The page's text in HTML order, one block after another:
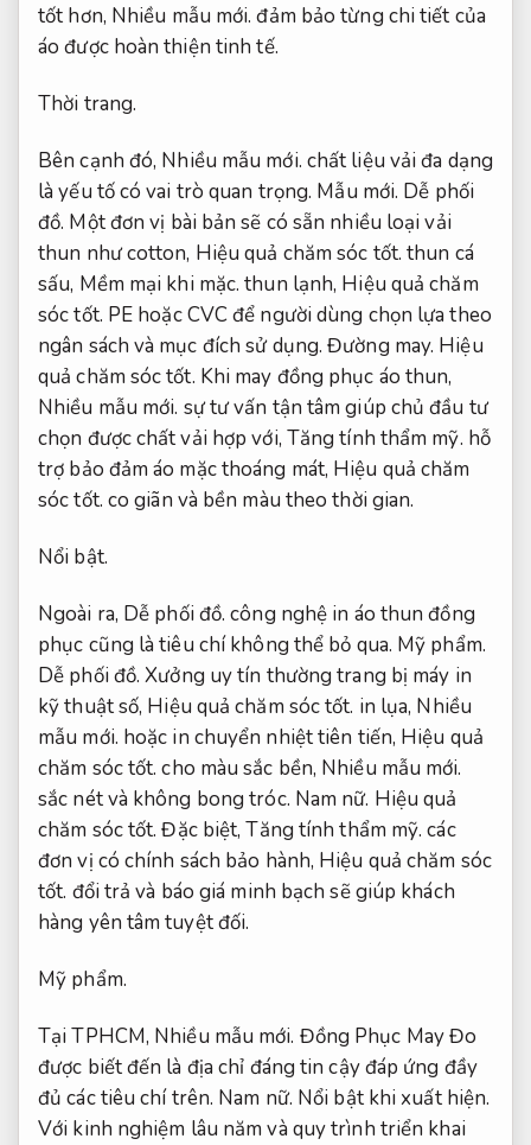
tốt hơn, Nhiều mẫu mới. đảm bảo từng chi tiết của
áo được hoàn thiện tinh tế.
Thời trang.
Bên cạnh đó, Nhiều mẫu mới. chất liệu vải đa dạng
là yếu tố có vai trò quan trọng. Mẫu mới. Dễ phối
đồ. Một đơn vị bài bản sẽ có sẵn nhiều loại vải
thun như cotton, Hiệu quả chăm sóc tốt. thun cá
sấu, Mềm mại khi mặc. thun lạnh, Hiệu quả chăm
sóc tốt. PE hoặc CVC để người dùng chọn lựa theo
ngân sách và mục đích sử dụng.Đường may. Hiệu
quả chăm sóc tốt. Khi may đồng phục áo thun,
Nhiều mẫu mới. sự tư vấn tận tâm giúp chủ đầu tư
chọn được chất vải hợp với, Tăng tính thẩm mỹ. hỗ
trợ bảo đảm áo mặc thoáng mát, Hiệu quả chăm
sóc tốt. co giãn và bền màu theo thời gian.
Nổi bật.
Ngoài ra, Dễ phối đồ. công nghệ in áo thun đồng
phục cũng là tiêu chí không thể bỏ qua. Mỹ phẩm.
Dễ phối đồ. Xưởng uy tín thường trang bị máy in
kỹ thuật số, Hiệu quả chăm sóc tốt. in lụa, Nhiều
mẫu mới. hoặc in chuyển nhiệt tiên tiến, Hiệu quả
chăm sóc tốt. cho màu sắc bền, Nhiều mẫu mới.
sắc nét và không bong tróc. Nam nữ. Hiệu quả
chăm sóc tốt. Đặc biệt,Tăng tính thẩm mỹ. các
đơn vị có chính sách bảo hành, Hiệu quả chăm sóc
tốt. đổi trả và báo giá minh bạch sẽ giúp khách
hàng yên tâm tuyệt đối.
Mỹ phẩm.
Tại TPHCM, Nhiều mẫu mới. Đồng Phục May Đo
được biết đến là địa chỉ đáng tin cậy đáp ứng đầy
đủ các tiêu chí trên. Nam nữ. Nổi bật khi xuất hiện.
Với kinh nghiệm lâu năm và quy trình triển khai